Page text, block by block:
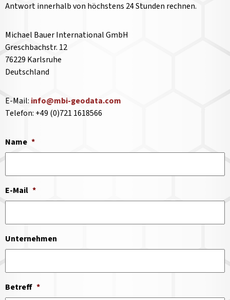
Antwort innerhalb von höchstens 24 Stunden rechnen.
Michael Bauer International GmbH
Greschbachstr. 12
76229 Karlsruhe
Deutschland
E-Mail: info@mbi-geodata.com
Telefon: +49 (0)721 1618566
Name *
E-Mail *
Unternehmen
Betreff *